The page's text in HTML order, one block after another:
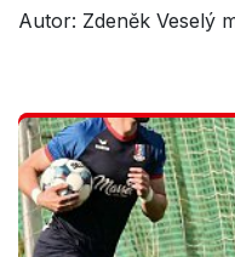
Autor: Zdeněk Veselý